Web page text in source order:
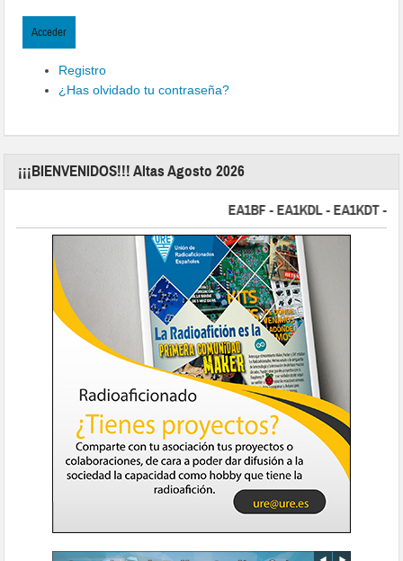
Acceder
Registro
¿Has olvidado tu contraseña?
¡¡¡BIENVENIDOS!!! Altas Agosto 2026
EA1BF - EA1KDL - EA1KDT -